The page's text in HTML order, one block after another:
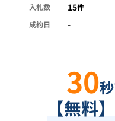
入札数 15件
成約日
-
30
【無料